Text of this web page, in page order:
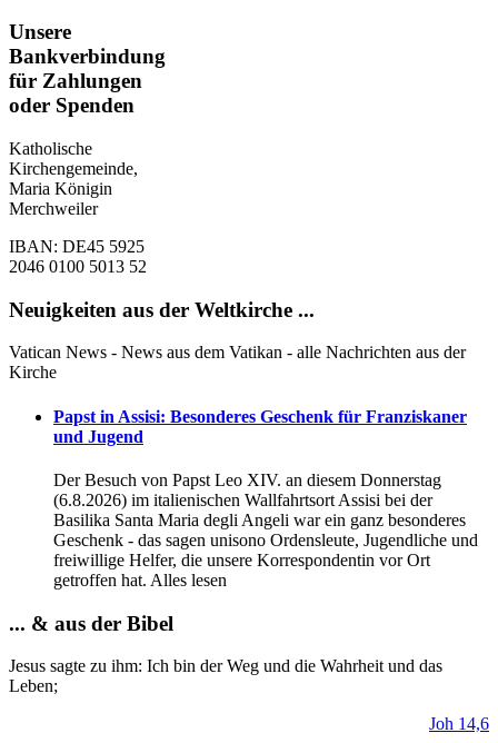
Unsere
Bankverbindung
für Zahlungen
oder Spenden
Katholische
Kirchengemeinde,
Maria Königin
Merchweiler
IBAN: DE45 5925
2046 0100 5013 52
Neuigkeiten aus der Weltkirche ...
Vatican News - News aus dem Vatikan - alle Nachrichten aus der
Kirche
Papst in Assisi: Besonderes Geschenk für Franziskaner
und Jugend
Der Besuch von Papst Leo XIV. an diesem Donnerstag
(6.8.2026) im italienischen Wallfahrtsort Assisi bei der
Basilika Santa Maria degli Angeli war ein ganz besonderes
Geschenk - das sagen unisono Ordensleute, Jugendliche und
freiwillige Helfer, die unsere Korrespondentin vor Ort
getroffen hat. Alles lesen
... & aus der Bibel
Jesus sagte zu ihm: Ich bin der Weg und die Wahrheit und das
Leben;
Joh 14,6